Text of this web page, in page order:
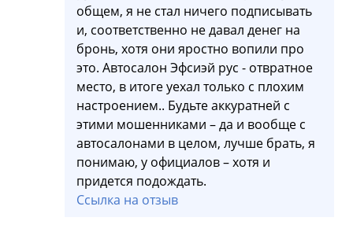
общем, я не стал ничего подписывать
и, соответственно не давал денег на
бронь, хотя они яростно вопили про
это. Автосалон Эфсиэй рус - отвратное
место, в итоге уехал только с плохим
настроением.. Будьте аккуратней с
этими мошенниками – да и вообще с
автосалонами в целом, лучше брать, я
понимаю, у официалов – хотя и
придется подождать.
Ссылка на отзыв